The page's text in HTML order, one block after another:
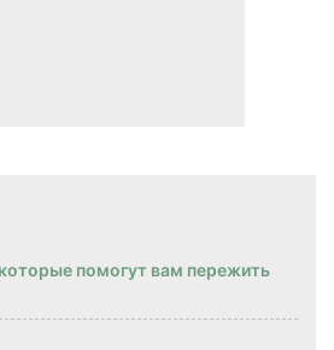
помогут вам пережить